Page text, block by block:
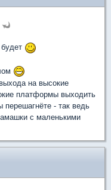
на высокие
платформы выходить
- так ведь
с маленькими